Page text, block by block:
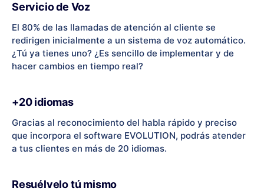
Servicio de Voz
El 80% de las llamadas de atención al cliente se
redirigen inicialmente a un sistema de voz automático.
¿Tú ya tienes uno? ¿Es sencillo de implementar y de
hacer cambios en tiempo real?
+20 idiomas
Gracias al reconocimiento del habla rápido y preciso
que incorpora el software EVOLUTION, podrás atender
a tus clientes en más de 20 idiomas.
Resuélvelo tú mismo